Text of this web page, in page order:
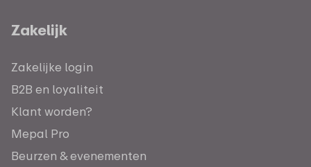
Zakelijk
Zakelijke login
B2B en loyaliteit
Klant worden?
Mepal Pro
Beurzen & evenementen